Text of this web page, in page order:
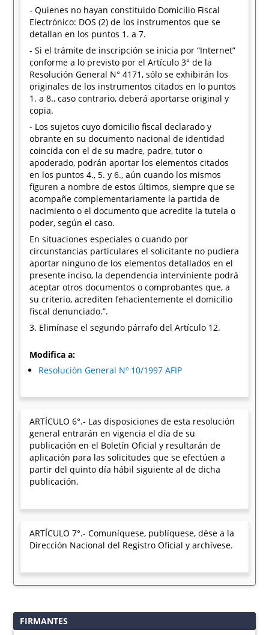
- Quienes no hayan constituido Domicilio Fiscal
Electrónico: DOS (2) de los instrumentos que se
detallan en los puntos 1. a 7.
- Si el trámite de inscripción se inicia por “Internet”
conforme a lo previsto por el Artículo 3° de la
Resolución General N° 4171, sólo se exhibirán los
originales de los instrumentos citados en lo puntos
1. a 8., caso contrario, deberá aportarse original y
copia.
- Los sujetos cuyo domicilio fiscal declarado y
obrante en su documento nacional de identidad
coincida con el de su madre, padre, tutor o
apoderado, podrán aportar los elementos citados
en los puntos 4., 5. y 6., aún cuando los mismos
figuren a nombre de estos últimos, siempre que se
acompañe complementariamente la partida de
nacimiento o el documento que acredite la tutela o
poder, según el caso.
En situaciones especiales o cuando por
circunstancias particulares el solicitante no pudiera
aportar ninguno de los elementos detallados en el
presente inciso, la dependencia interviniente podrá
aceptar otros documentos o comprobantes que, a
su criterio, acrediten fehacientemente el domicilio
fiscal denunciado.”.
3. Elimínase el segundo párrafo del Artículo 12.
Modifica a:
Resolución General Nº 10/1997 AFIP
ARTÍCULO 6°.- Las disposiciones de esta resolución
general entrarán en vigencia el día de su
publicación en el Boletín Oficial y resultarán de
aplicación para las solicitudes que se efectúen a
partir del quinto día hábil siguiente al de dicha
publicación.
ARTÍCULO 7°.- Comuníquese, publíquese, dése a la
Dirección Nacional del Registro Oficial y archívese.
FIRMANTES